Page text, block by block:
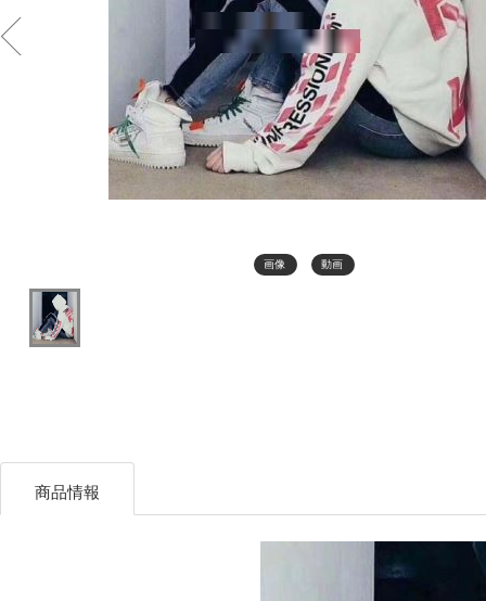
画像 動画
商品情報